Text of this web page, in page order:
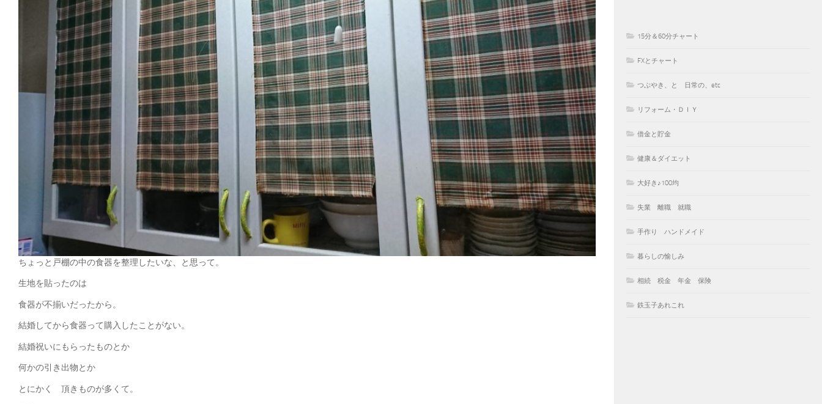
ちょっと戸棚の中の食器を整理したいな、と思って。
生地を貼ったのは
食器が不揃いだったから。
結婚してから食器って購入したことがない。
結婚祝いにもらったものとか
何かの引き出物とか
とにかく 頂きものが多くて。
15分＆60分チャート
FXとチャート
つぶやき、と 日常の、etc
リフォーム・ＤＩＹ
借金と貯金
健康＆ダイエット
大好き♪100均
失業 離職 就職
手作り ハンドメイド
暮らしの愉しみ
相続 税金 年金 保険
鉄玉子あれこれ